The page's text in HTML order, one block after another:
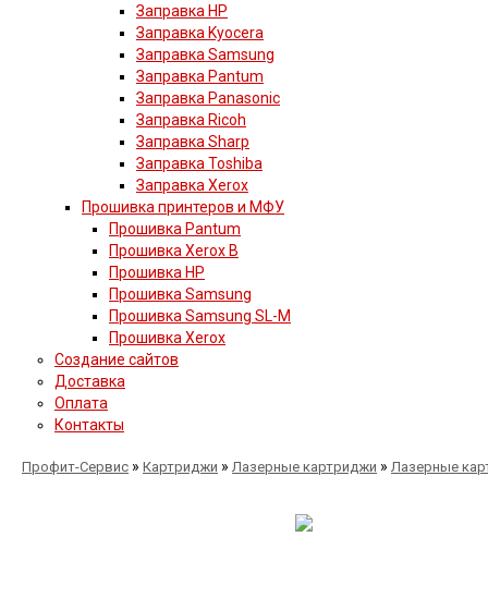
Заправка HP
Заправка Kyocera
Заправка Samsung
Заправка Pantum
Заправка Panasonic
Заправка Ricoh
Заправка Sharp
Заправка Toshiba
Заправка Xerox
Прошивка принтеров и МФУ
Прошивка Pantum
Прошивка Xerox B
Прошивка HP
Прошивка Samsung
Прошивка Samsung SL-M
Прошивка Xerox
Создание сайтов
Доставка
Оплата
Контакты
Профит-Сервис » Картриджи » Лазерные картриджи » Лазерные